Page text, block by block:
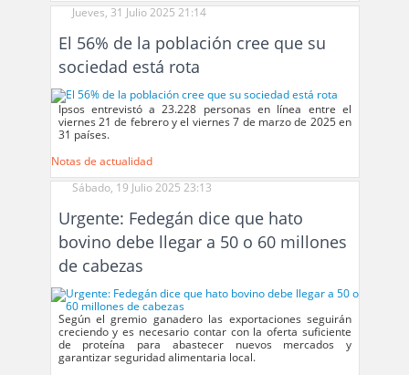
Jueves, 31 Julio 2025 21:14
El 56% de la población cree que su
sociedad está rota
Ipsos entrevistó a 23.228 personas en línea entre el
viernes 21 de febrero y el viernes 7 de marzo de 2025 en
31 países.
Notas de actualidad
Sábado, 19 Julio 2025 23:13
Urgente: Fedegán dice que hato
bovino debe llegar a 50 o 60 millones
de cabezas
Según el gremio ganadero las exportaciones seguirán
creciendo y es necesario contar con la oferta suficiente
de proteína para abastecer nuevos mercados y
garantizar seguridad alimentaria local.